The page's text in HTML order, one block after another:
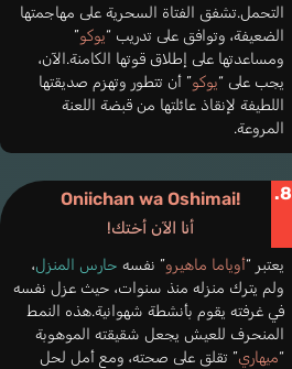
التحمل.تشفق الفتاة السحرية على مهاجمتها
الضعيفة، وتوافق على تدريب “يوكو”
ومساعدتها على إطلاق قوتها الكامنة.الآن،
يجب على “يوكو” أن تتطور وتهزم صديقتها
اللطيفة لإنقاذ عائلتها من قبضة اللعنة
المروعة.
8.
Oniichan wa Oshimai!
أنا الآن أختك!
يعتبر “أوياما ماهيرو” نفسه حارس المنزل،
ولم يترك منزله منذ سنوات، حيث عزل نفسه
في غرفته يقوم بأنشطة شهوانية.هذه النمط
المنحرف للعيش يجعل شقيقته الموهوبة
“ميهاري” تقلق على صحته، ومع أمل لحل